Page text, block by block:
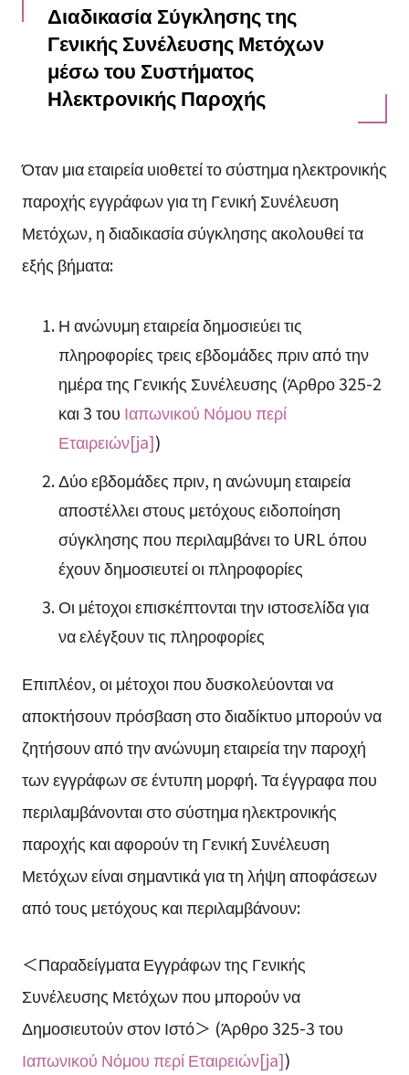
Διαδικασία Σύγκλησης της
Γενικής Συνέλευσης Μετόχων
μέσω του Συστήματος
Ηλεκτρονικής Παροχής
Όταν μια εταιρεία υιοθετεί το σύστημα ηλεκτρονικής
παροχής εγγράφων για τη Γενική Συνέλευση
Μετόχων, η διαδικασία σύγκλησης ακολουθεί τα
εξής βήματα:
Η ανώνυμη εταιρεία δημοσιεύει τις
πληροφορίες τρεις εβδομάδες πριν από την
ημέρα της Γενικής Συνέλευσης (Άρθρο 325-2
και 3 του Ιαπωνικού Νόμου περί
Εταιρειών[ja])
Δύο εβδομάδες πριν, η ανώνυμη εταιρεία
αποστέλλει στους μετόχους ειδοποίηση
σύγκλησης που περιλαμβάνει το URL όπου
έχουν δημοσιευτεί οι πληροφορίες
Οι μέτοχοι επισκέπτονται την ιστοσελίδα για
να ελέγξουν τις πληροφορίες
Επιπλέον, οι μέτοχοι που δυσκολεύονται να
αποκτήσουν πρόσβαση στο διαδίκτυο μπορούν να
ζητήσουν από την ανώνυμη εταιρεία την παροχή
των εγγράφων σε έντυπη μορφή. Τα έγγραφα που
περιλαμβάνονται στο σύστημα ηλεκτρονικής
παροχής και αφορούν τη Γενική Συνέλευση
Μετόχων είναι σημαντικά για τη λήψη αποφάσεων
από τους μετόχους και περιλαμβάνουν:
＜Παραδείγματα Εγγράφων της Γενικής
Συνέλευσης Μετόχων που μπορούν να
Δημοσιευτούν στον Ιστό＞ (Άρθρο 325-3 του
Ιαπωνικού Νόμου περί Εταιρειών[ja])